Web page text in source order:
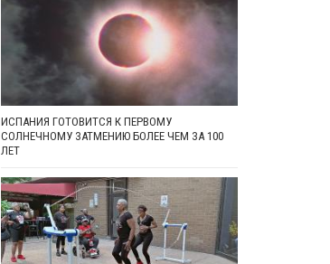
ИСПАНИЯ ГОТОВИТСЯ К ПЕРВОМУ
СОЛНЕЧНОМУ ЗАТМЕНИЮ БОЛЕЕ ЧЕМ ЗА 100
ЛЕТ